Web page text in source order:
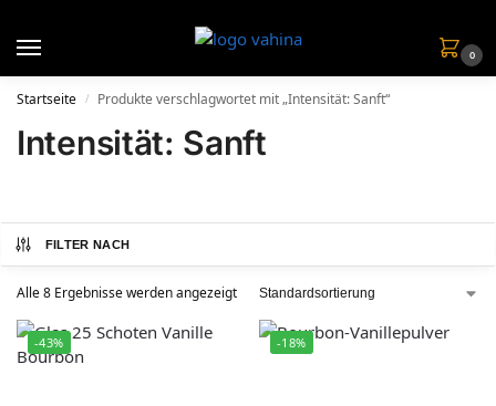
0
Startseite / Produkte verschlagwortet mit „Intensität: Sanft“
Intensität: Sanft
FILTER NACH
Alle 8 Ergebnisse werden angezeigt
-43% -18%